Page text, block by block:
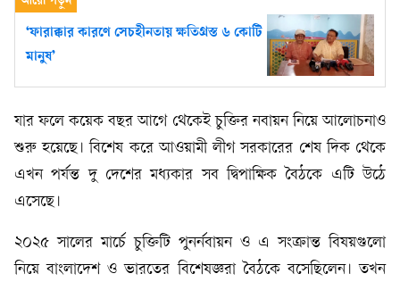
‘ফারাক্কার কারণে সেচহীনতায় ক্ষতিগ্রস্ত ৬ কোটি
মানুষ’
যার ফলে কয়েক বছর আগে থেকেই চুক্তির নবায়ন নিয়ে আলোচনাও
শুরু হয়েছে। বিশেষ করে আওয়ামী লীগ সরকারের শেষ দিক থেকে
এখন পর্যন্ত দু দেশের মধ্যকার সব দ্বিপাক্ষিক বৈঠকে এটি উঠে
এসেছে।
২০২৫ সালের মার্চে চুক্তিটি পুনর্নবায়ন ও এ সংক্রান্ত বিষয়গুলো
নিয়ে বাংলাদেশ ও ভারতের বিশেষজ্ঞরা বৈঠকে বসেছিলেন। তখন